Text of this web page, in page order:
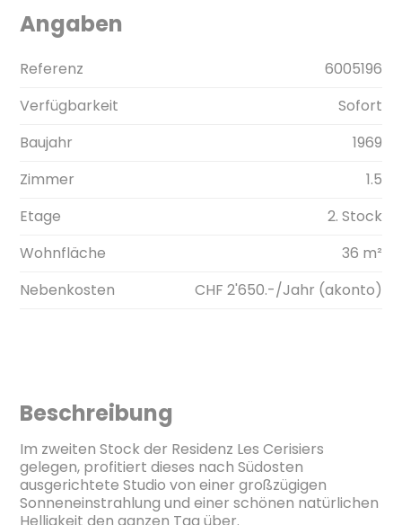
Beschreibung
Im zweiten Stock der Residenz Les Cerisiers
gelegen, profitiert dieses nach Südosten
ausgerichtete Studio von einer großzügigen
Sonneneinstrahlung und einer schönen natürlichen
Helligkeit den ganzen Tag über.
Angaben
Referenz
6005196
Verfügbarkeit
Sofort
Baujahr
1969
Zimmer
1.5
Etage
2. Stock
Wohnfläche
36 m²
Nebenkosten
CHF 2'650.-/Jahr (akonto)